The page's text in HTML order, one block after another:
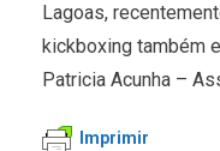
Lagoas,
kickboxing também
Patricia Acunha –
Imprimir